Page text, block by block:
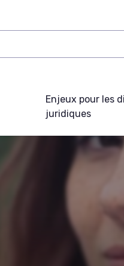
Enjeux pour les
juridiques